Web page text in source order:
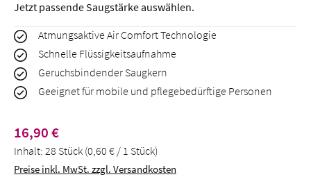
Jetzt passende Saugstärke auswählen.
Atmungsaktive Air Comfort Technologie
Schnelle Flüssigkeitsaufnahme
Geruchsbindender Saugkern
Geeignet für mobile und pflegebedürftige Personen
Regulärer Preis:
16,90 €
Inhalt: 28 Stück (0,60 € / 1 Stück)
Preise inkl. MwSt. zzgl. Versandkosten